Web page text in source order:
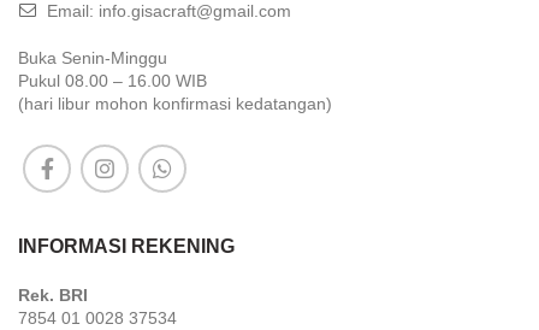
Email: info.gisacraft@gmail.com
Buka Senin-Minggu
Pukul 08.00 – 16.00 WIB
(hari libur mohon konfirmasi kedatangan)
INFORMASI REKENING
Rek. BRI
7854 01 0028 37534